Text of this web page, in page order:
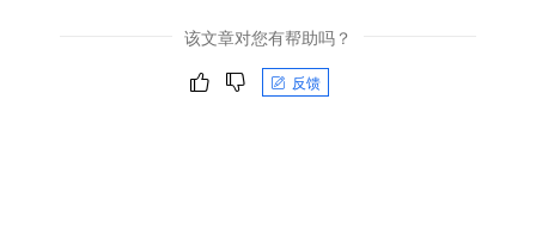
该文章对您有帮助吗？
反馈